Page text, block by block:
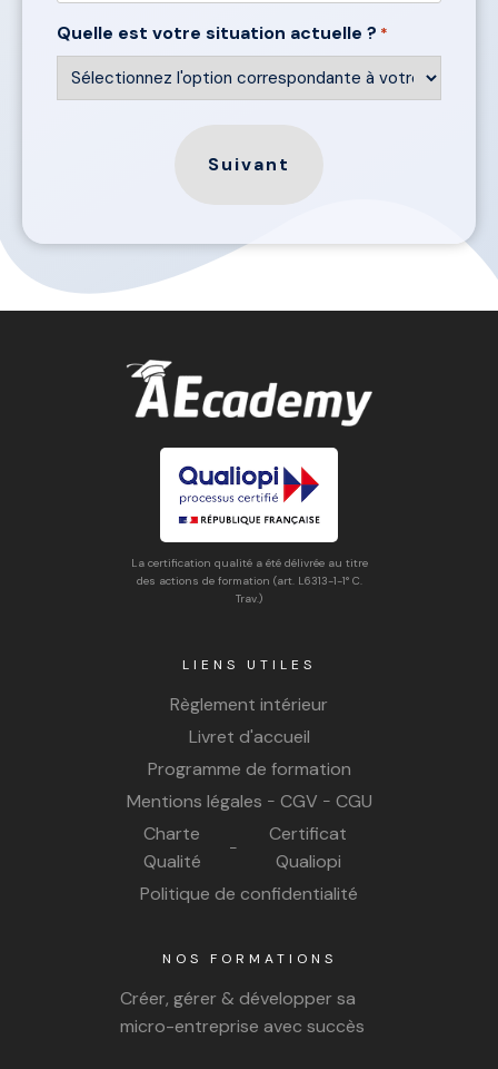
Quelle est votre situation actuelle ? *
La certification qualité a été délivrée au titre
des actions de formation (art. L6313-1-1° C.
Trav.)
LIENS UTILES
Règlement intérieur
Livret d'accueil
Programme de formation
Mentions légales - CGV - CGU
Charte
Qualité
-
Certificat
Qualiopi
Politique de confidentialité
NOS FORMATIONS
Créer, gérer & développer sa
micro-entreprise avec succès